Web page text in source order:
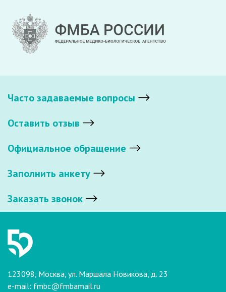
Часто задаваемые вопросы
Оставить отзыв
Официальное обращение
Заполнить анкету
Заказать звонок
123098, Москва, ул. Маршала Новикова, д. 23
e-mail: fmbc@fmbamail.ru